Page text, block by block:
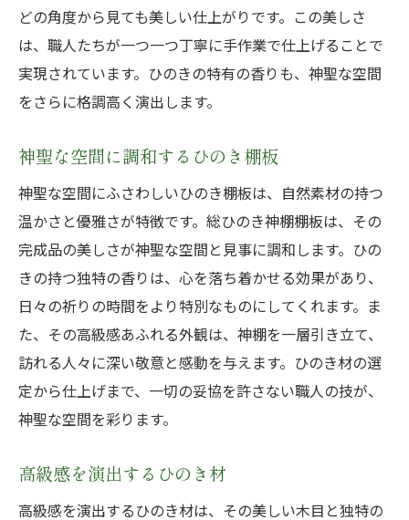
どの角度から見ても美しい仕上がりです。この美しさ
は、職人たちが一つ一つ丁寧に手作業で仕上げることで
実現されています。ひのきの特有の香りも、神聖な空間
をさらに格調高く演出します。
神聖な空間に調和するひのき棚板
神聖な空間にふさわしいひのき棚板は、自然素材の持つ
温かさと優雅さが特徴です。総ひのき神棚棚板は、その
完成品の美しさが神聖な空間と見事に調和します。ひの
きの持つ独特の香りは、心を落ち着かせる効果があり、
日々の祈りの時間をより特別なものにしてくれます。ま
た、その高級感あふれる外観は、神棚を一層引き立て、
訪れる人々に深い敬意と感動を与えます。ひのき材の選
定から仕上げまで、一切の妥協を許さない職人の技が、
神聖な空間を彩ります。
高級感を演出するひのき材
高級感を演出するひのき材は、その美しい木目と独特の